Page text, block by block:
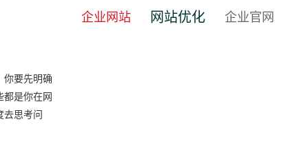
企业网站 网站优化 企业官网
你要先明确
都是你在网
去思考问